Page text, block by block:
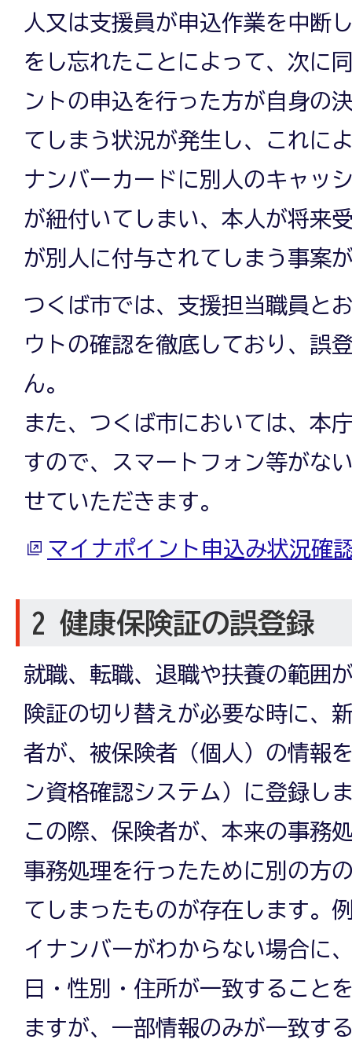
人又は支援員が申込作業を中断
をし忘れたことによって、次に
ントの申込を行った方が自身の
てしまう状況が発生し、これに
ナンバーカードに別人のキャッ
が紐付いてしまい、本人が将来
が別人に付与されてしまう事案
つくば市では、支援担当職員と
ウトの確認を徹底しており、誤
ん。
また、つくば市においては、本
すので、スマートフォン等がな
せていただきます。
マイナポイント申込み状況確
2 健康保険証の誤登録
就職、転職、退職や扶養の範囲
険証の切り替えが必要な時に、
者が、被保険者（個人）の情報
ン資格確認システム）に登録し
この際、保険者が、本来の事務
事務処理を行ったために別の方
てしまったものが存在します。
イナンバーがわからない場合に
日・性別・住所が一致すること
ますが、一部情報のみが一致す